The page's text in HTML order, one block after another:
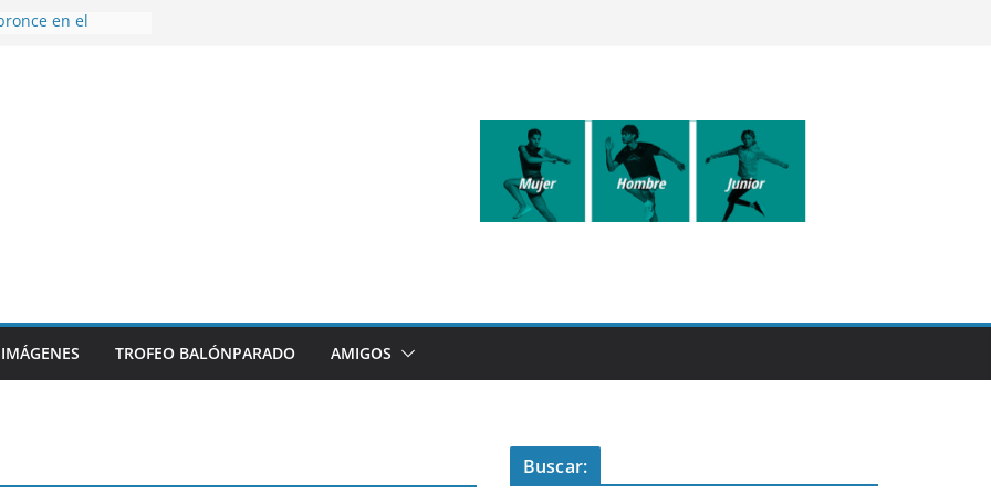
en el
la plantilla y
de
sumando
IMÁGENES TROFEO BALÓNPARADO AMIGOS
Buscar: